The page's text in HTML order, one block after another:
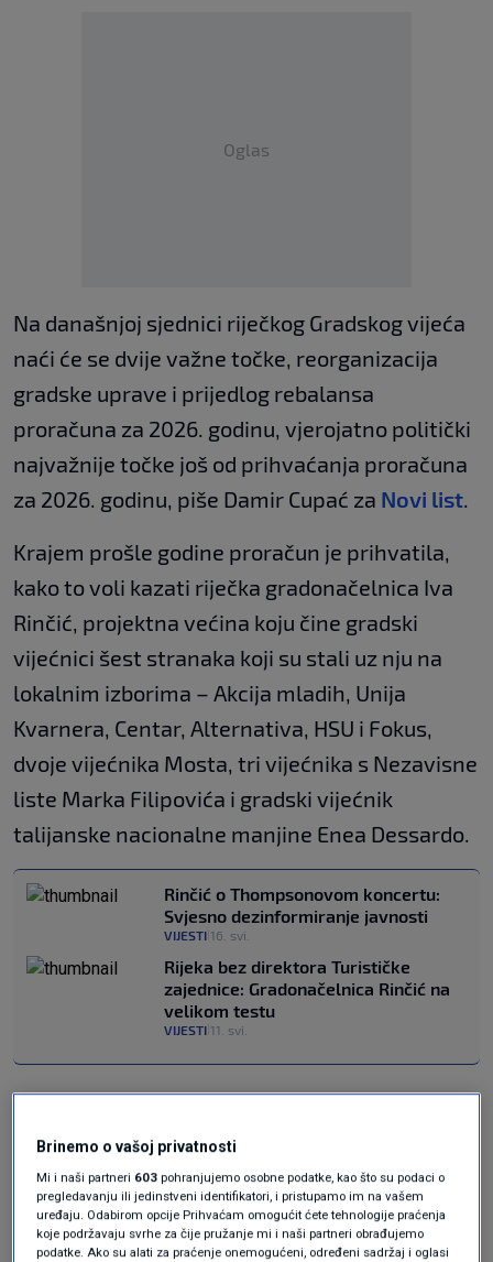
Oglas
Na današnjoj sjednici riječkog Gradskog vijeća
naći će se dvije važne točke, reorganizacija
gradske uprave i prijedlog rebalansa
proračuna za 2026. godinu, vjerojatno politički
najvažnije točke još od prihvaćanja proračuna
za 2026. godinu, piše Damir Cupać za Novi list.
Krajem prošle godine proračun je prihvatila,
kako to voli kazati riječka gradonačelnica Iva
Rinčić, projektna većina koju čine gradski
vijećnici šest stranaka koji su stali uz nju na
lokalnim izborima – Akcija mladih, Unija
Kvarnera, Centar, Alternativa, HSU i Fokus,
dvoje vijećnika Mosta, tri vijećnika s Nezavisne
liste Marka Filipovića i gradski vijećnik
talijanske nacionalne manjine Enea Dessardo.
Rinčić o Thompsonovom koncertu:
Svjesno dezinformiranje javnosti
VIJESTI 16. svi.
Rijeka bez direktora Turističke
zajednice: Gradonačelnica Rinčić na
velikom testu
VIJESTI 11. svi.
Reorganizacija i rebalans proračuna za 2026.
godinu našli bi se na vijećničkim klupama već u
ožujku ove godine, da nije pukla projektna
većina u Gradskom vijeću nakon što je gradska
vijećnica Mosta Petra Mandić javno rekla da
Brinemo o vašoj privatnosti
Mi i naši partneri 603 pohranjujemo osobne podatke, kao što su podaci o
pregledavanju ili jedinstveni identifikatori, i pristupamo im na vašem
uređaju. Odabirom opcije Prihvaćam omogućit ćete tehnologije praćenja
koje podržavaju svrhe za čije pružanje mi i naši partneri obrađujemo
podatke. Ako su alati za praćenje onemogućeni, određeni sadržaj i oglasi